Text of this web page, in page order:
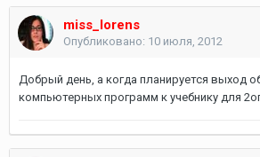
miss_lorens
Опубликовано: 10 июля, 2012
Добрый день, а когда планируется выход
компьютерных программ к учебнику для